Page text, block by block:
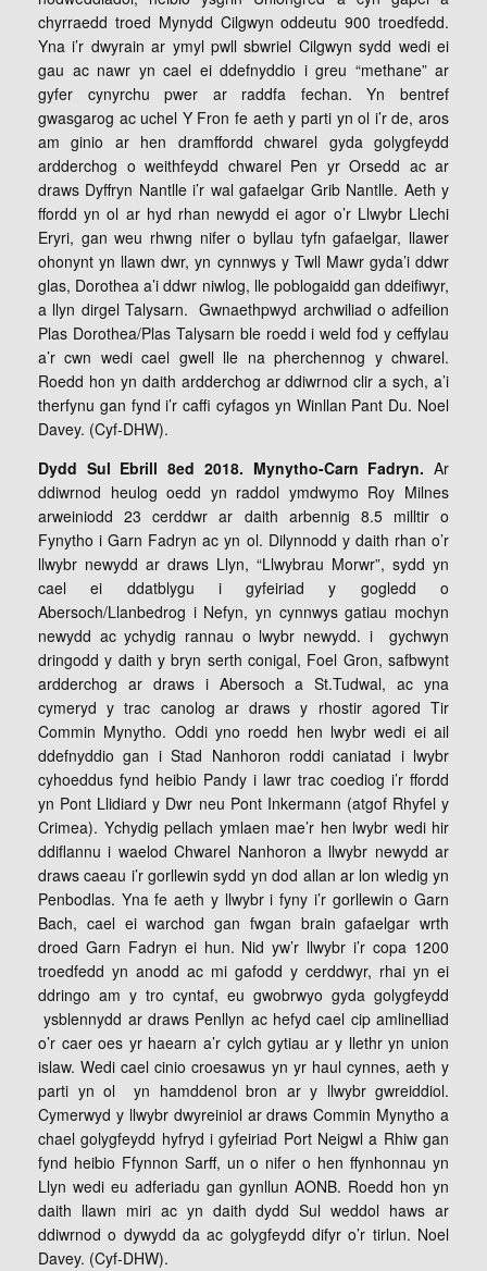
chyrraedd troed Mynydd Cilgwyn oddeutu 900 troedfedd.
Yna i’r dwyrain ar ymyl pwll sbwriel Cilgwyn sydd wedi ei
gau ac nawr yn cael ei ddefnyddio i greu “methane” ar
gyfer cynyrchu pwer ar raddfa fechan. Yn bentref
gwasgarog ac uchel Y Fron fe aeth y parti yn ol i’r de, aros
am ginio ar hen dramffordd chwarel gyda golygfeydd
ardderchog o weithfeydd chwarel Pen yr Orsedd ac ar
draws Dyffryn Nantlle i’r wal gafaelgar Grib Nantlle. Aeth y
ffordd yn ol ar hyd rhan newydd ei agor o’r Llwybr Llechi
Eryri, gan weu rhwng nifer o byllau tyfn gafaelgar, llawer
ohonynt yn llawn dwr, yn cynnwys y Twll Mawr gyda’i ddwr
glas, Dorothea a’i ddwr niwlog, lle poblogaidd gan ddeifiwyr,
a llyn dirgel Talysarn. Gwnaethpwyd archwiliad o adfeilion
Plas Dorothea/Plas Talysarn ble roedd i weld fod y ceffylau
a’r cwn wedi cael gwell lle na pherchennog y chwarel.
Roedd hon yn daith ardderchog ar ddiwrnod clir a sych, a’i
therfynu gan fynd i’r caffi cyfagos yn Winllan Pant Du. Noel
Davey. (Cyf-DHW).
Dydd Sul Ebrill 8ed 2018. Mynytho-Carn Fadryn. Ar
ddiwrnod heulog oedd yn raddol ymdwymo Roy Milnes
arweiniodd 23 cerddwr ar daith arbennig 8.5 milltir o
Fynytho i Garn Fadryn ac yn ol. Dilynnodd y daith rhan o’r
llwybr newydd ar draws Llyn, “Llwybrau Morwr”, sydd yn
cael ei ddatblygu i gyfeiriad y gogledd o
Abersoch/Llanbedrog i Nefyn, yn cynnwys gatiau mochyn
newydd ac ychydig rannau o lwybr newydd. i gychwyn
dringodd y daith y bryn serth conigal, Foel Gron, safbwynt
ardderchog ar draws i Abersoch a St.Tudwal, ac yna
cymeryd y trac canolog ar draws y rhostir agored Tir
Commin Mynytho. Oddi yno roedd hen lwybr wedi ei ail
ddefnyddio gan i Stad Nanhoron roddi caniatad i lwybr
cyhoeddus fynd heibio Pandy i lawr trac coediog i’r ffordd
yn Pont Llidiard y Dwr neu Pont Inkermann (atgof Rhyfel y
Crimea). Ychydig pellach ymlaen mae’r hen lwybr wedi hir
ddiflannu i waelod Chwarel Nanhoron a llwybr newydd ar
draws caeau i’r gorllewin sydd yn dod allan ar lon wledig yn
Penbodlas. Yna fe aeth y llwybr i fyny i’r gorllewin o Garn
Bach, cael ei warchod gan fwgan brain gafaelgar wrth
droed Garn Fadryn ei hun. Nid yw’r llwybr i’r copa 1200
troedfedd yn anodd ac mi gafodd y cerddwyr, rhai yn ei
ddringo am y tro cyntaf, eu gwobrwyo gyda golygfeydd
ysblennydd ar draws Penllyn ac hefyd cael cip amlinelliad
o’r caer oes yr haearn a’r cylch gytiau ar y llethr yn union
islaw. Wedi cael cinio croesawus yn yr haul cynnes, aeth y
parti yn ol yn hamddenol bron ar y llwybr gwreiddiol.
Cymerwyd y llwybr dwyreiniol ar draws Commin Mynytho a
chael golygfeydd hyfryd i gyfeiriad Port Neigwl a Rhiw gan
fynd heibio Ffynnon Sarff, un o nifer o hen ffynhonnau yn
Llyn wedi eu adferiadu gan gynllun AONB. Roedd hon yn
daith llawn miri ac yn daith dydd Sul weddol haws ar
ddiwrnod o dywydd da ac golygfeydd difyr o’r tirlun. Noel
Davey. (Cyf-DHW).